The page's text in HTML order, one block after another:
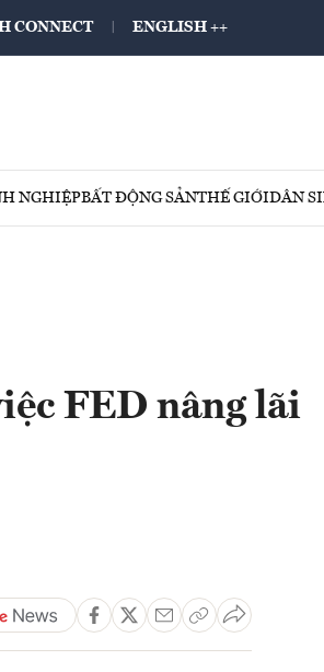
CONNECT ENGLISH ++
NGHIỆPBẤT ĐỘNG SẢNTHẾ GIỚIDÂN
FED nâng lãi